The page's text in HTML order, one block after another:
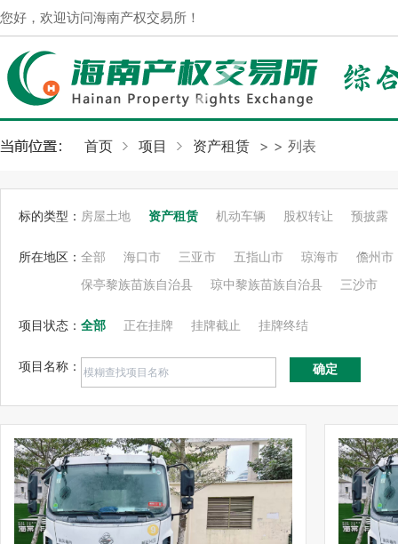
您好，欢迎访问海南产权交易所！
首页 项目 >
资产租赁 > 列表
标的类型： 房屋土地 资产租赁 机动车辆 股权转让 预披露
所在地区： 全部 海口市 三亚市 五指山市 琼海市 儋州市
保亭黎族苗族自治县 琼中黎族苗族自治县 三沙市
项目状态： 全部 正在挂牌 挂牌截止 挂牌终结
项目名称： 确定